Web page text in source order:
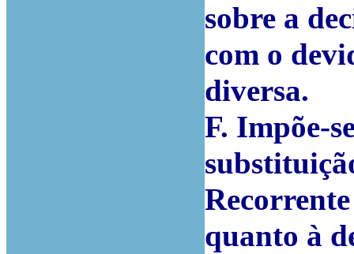
sobre a
com o
diversa.
F. Impõe-
quanto à